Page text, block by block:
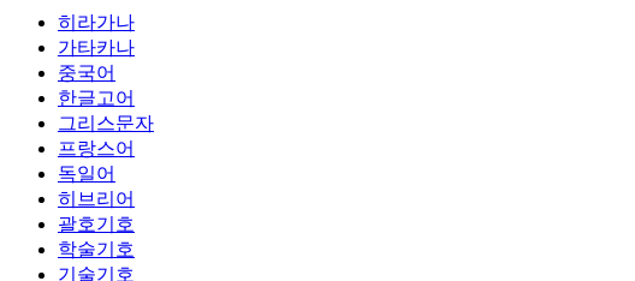
히라가나
가타카나
중국어
한글고어
그리스문자
프랑스어
독일어
히브리어
괄호기호
학술기호
기술기호